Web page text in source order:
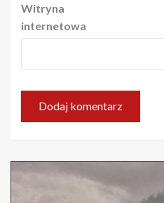
Witryna
internetowa